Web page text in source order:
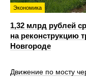
Экономика
1,32 млрд рублей
на реконструкцию
Новгороде
Движение по мосту